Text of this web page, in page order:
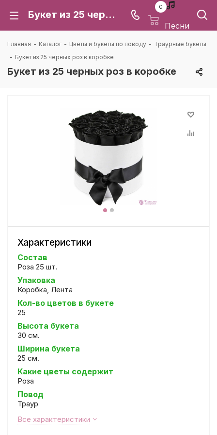
Букет из 25 черных роз в коробке: цена и доставка в Воронеже | Каталея
0
Песни
Главная - Каталог - Цветы и букеты по поводу - Траурные букеты
- Букет из 25 черных роз в коробке
Букет из 25 черных роз в коробке
Характеристики
Состав
Роза 25 шт.
Упаковка
Коробка, Лента
Кол-во цветов в букете
25
Высота букета
30 см.
Ширина букета
25 см.
Какие цветы содержит
Роза
Повод
Траур
Все характеристики